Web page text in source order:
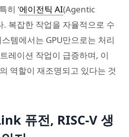
히 ‘에이전틱 AI(Agentic
. 복잡한 작업을 자율적으로 수
템에서는 GPU만으로는 처리
레이션 작업이 급증하며, 이
역할이 재조명되고 있다는 것
퓨전, RISC-V 생